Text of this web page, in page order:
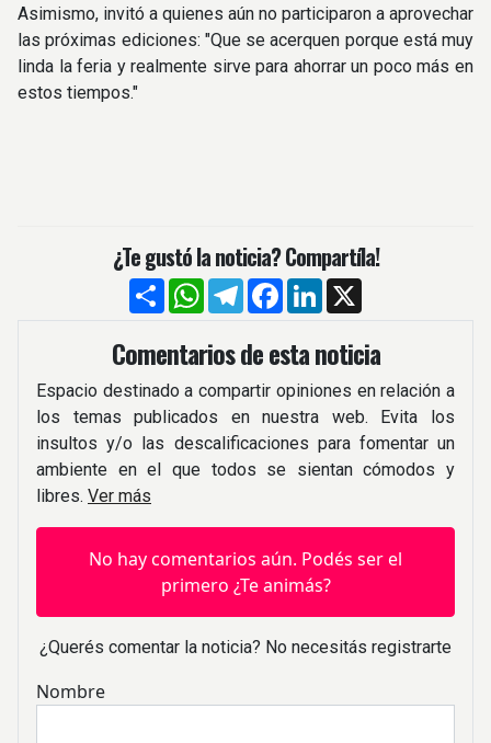
Asimismo, invitó a quienes aún no participaron a aprovechar
las próximas ediciones: "Que se acerquen porque está muy
linda la feria y realmente sirve para ahorrar un poco más en
estos tiempos."
¿Te gustó la noticia? Compartíla!
CompartirWhatsApp
TelegramFacebook
LinkedIn
Comentarios de esta noticia
Espacio destinado a compartir opiniones en relación a
los temas publicados en nuestra web. Evita los
insultos y/o las descalificaciones para fomentar un
ambiente en el que todos se sientan cómodos y
libres. Ver más
No hay comentarios aún. Podés ser el
primero ¿Te animás?
¿Querés comentar la noticia? No necesitás registrarte
Nombre